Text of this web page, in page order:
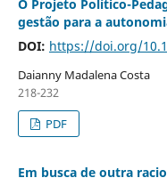
O Projeto Político-
gestão para a
DOI: https://doi.org/
Daianny Madalena Costa
218-232
PDF
Em busca de outra